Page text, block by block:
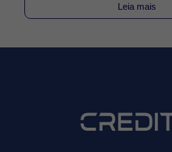
Leia mais